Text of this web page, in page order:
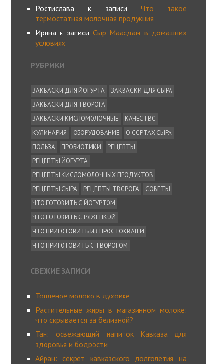
Ростиславак записи Что такое
термостатная молочная продукция
Иринак записи Сыр Маасдам в домашних
условиях
РУБРИКИ
ЗАКВАСКИ ДЛЯ ЙОГУРТА
ЗАКВАСКИ ДЛЯ СЫРА
ЗАКВАСКИ ДЛЯ ТВОРОГА
ЗАКВАСКИ КИСЛОМОЛОЧНЫЕ
КАЧЕСТВО
КУЛИНАРИЯ
ОБОРУДОВАНИЕ
О СОРТАХ СЫРА
ПОЛЬЗА
ПРОБИОТИКИ
РЕЦЕПТЫ
РЕЦЕПТЫ ЙОГУРТА
РЕЦЕПТЫ КИСЛОМОЛОЧНЫХ ПРОДУКТОВ
РЕЦЕПТЫ СЫРА
РЕЦЕПТЫ ТВОРОГА
СОВЕТЫ
ЧТО ГОТОВИТЬ С ЙОГУРТОМ
ЧТО ГОТОВИТЬ С РЯЖЕНКОЙ
ЧТО ПРИГОТОВИТЬ ИЗ ПРОСТОКВАШИ
ЧТО ПРИГОТОВИТЬ С ТВОРОГОМ
СВЕЖИЕ ЗАПИСИ
Топленое молоко в духовке
Растительные жиры в магазинном молоке:
что скрывается за белизной?
Тан: освежающий напиток Кавказа для
здоровья и бодрости
Айран: секрет кавказского долголетия на